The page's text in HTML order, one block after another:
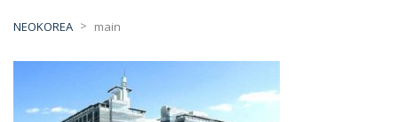
NEOKOREA > main